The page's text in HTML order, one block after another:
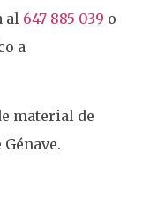
al 647 885 039 o
a
material de